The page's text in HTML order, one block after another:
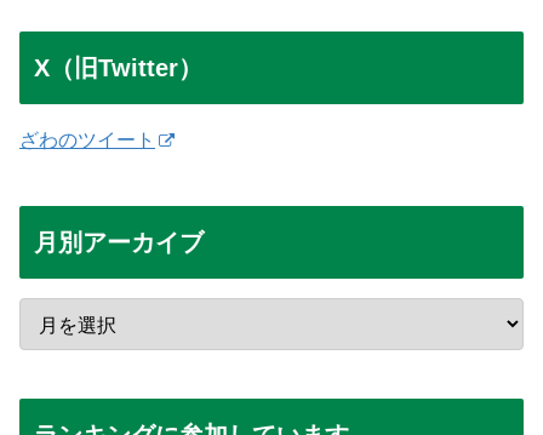
X（旧Twitter）
ざわのツイート
月別アーカイブ